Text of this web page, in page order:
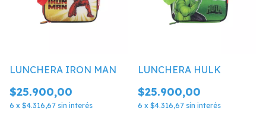
LUNCHERA IRON MAN
$25.900,00
6 x $4.316,67 sin interés
LUNCHERA HULK
$25.900,00
6 x $4.316,67 sin interés